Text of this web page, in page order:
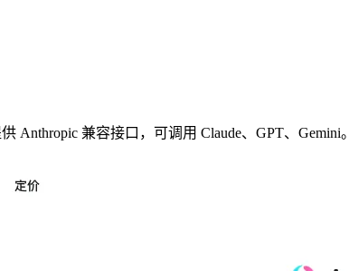
Anthropic 兼容接口，可调用 Claude、GPT、Gemini。